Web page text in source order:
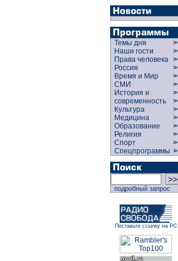
Темы дня
>
Наши гости
>
Права человека >
Россия
>
Время и Мир
>
СМИ
>
История и
современность
>
>
Культура
>
Медицина
>
Образование
>
Религия
>
Спорт
>
Спецпрограммы >
подробный запрос
Поставьте ссылку на РС